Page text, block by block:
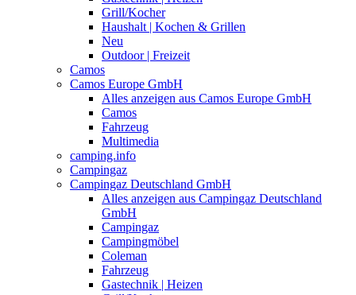
Grill/Kocher
Haushalt | Kochen & Grillen
Neu
Outdoor | Freizeit
Camos
Camos Europe GmbH
Alles anzeigen aus Camos Europe GmbH
Camos
Fahrzeug
Multimedia
camping.info
Campingaz
Campingaz Deutschland GmbH
Alles anzeigen aus Campingaz Deutschland
GmbH
Campingaz
Campingmöbel
Coleman
Fahrzeug
Gastechnik | Heizen